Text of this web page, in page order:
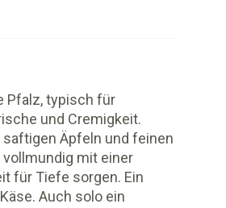
Pfalz, typisch für
und Cremigkeit.
Äpfeln und feinen
mit einer
für Tiefe sorgen. Ein
Auch solo ein